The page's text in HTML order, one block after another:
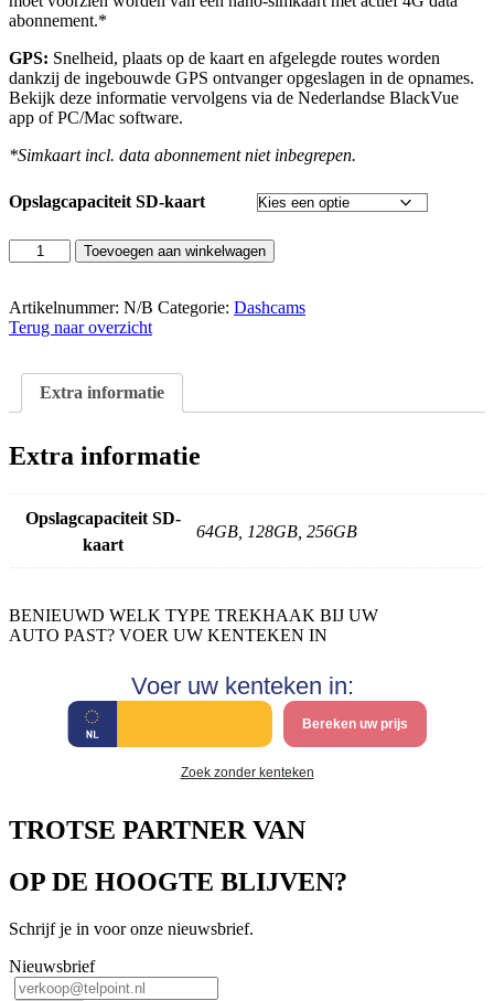
abonnement.*
GPS: Snelheid, plaats op de kaart en afgelegde routes worden
dankzij de ingebouwde GPS ontvanger opgeslagen in de opnames.
Bekijk deze informatie vervolgens via de Nederlandse BlackVue
app of PC/Mac software.
*Simkaart incl. data abonnement niet inbegrepen.
Opslagcapaciteit SD-kaart
BlackVue
DR970X-
Dashcam
aantal
Toevoegen aan winkelwagen
Artikelnummer: N/B Categorie: Dashcams
Terug naar overzicht
Extra informatie
Extra informatie
Opslagcapaciteit SD-
kaart
64GB, 128GB, 256GB
BENIEUWD WELK TYPE TREKHAAK BIJ UW
AUTO PAST? VOER UW KENTEKEN IN
Voer uw kenteken in:
Bereken uw prijs
Zoek zonder kenteken
TROTSE PARTNER VAN
OP DE HOOGTE BLIJVEN?
Schrijf je in voor onze nieuwsbrief.
Nieuwsbrief